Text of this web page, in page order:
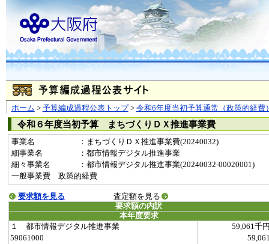
ホーム > 予算編成過程公表トップ> 令和6年度当初予算通常（政策的経費
令和６年度当初予算 まちづくりＤＸ推進事業費
事業名
：まちづくりＤＸ推進事業費(20240032)
細事業名
：都市情報デジタル推進事業
細々事業名
：都市情報デジタル推進事業(20240032-00020001)
一般事業費 政策的経費
要求額を見る
査定額を見る
要求額の内訳
本年度要求
１ 都市情報デジタル推進事業
59,061千
59061000